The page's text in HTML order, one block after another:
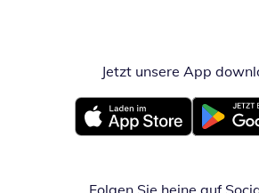
Jetzt unsere App
Öffnet in neuem Fenster
Öffnet in
Folgen Sie heine auf